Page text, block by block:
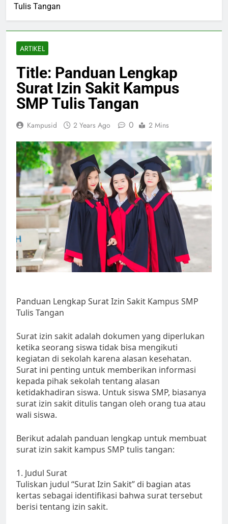
Tulis Tangan
ARTIKEL
Title: Panduan Lengkap
Surat Izin Sakit Kampus
SMP Tulis Tangan
Kampusid 2 Years Ago 0 2 Mins
Panduan Lengkap Surat Izin Sakit Kampus SMP
Tulis Tangan
Surat izin sakit adalah dokumen yang diperlukan
ketika seorang siswa tidak bisa mengikuti
kegiatan di sekolah karena alasan kesehatan.
Surat ini penting untuk memberikan informasi
kepada pihak sekolah tentang alasan
ketidakhadiran siswa. Untuk siswa SMP, biasanya
surat izin sakit ditulis tangan oleh orang tua atau
wali siswa.
Berikut adalah panduan lengkap untuk membuat
surat izin sakit kampus SMP tulis tangan:
1. Judul Surat
Tuliskan judul “Surat Izin Sakit” di bagian atas
kertas sebagai identifikasi bahwa surat tersebut
berisi tentang izin sakit.